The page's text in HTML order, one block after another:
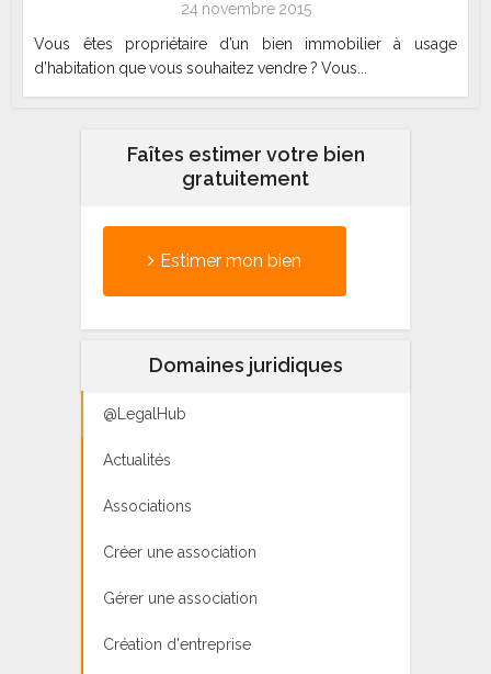
24 novembre 2015
Vous êtes propriétaire d’un bien immobilier à usage
d’habitation que vous souhaitez vendre ? Vous...
Faîtes estimer votre bien
gratuitement
Estimer mon bien
Domaines juridiques
@LegalHub
Actualités
Associations
Créer une association
Gérer une association
Création d'entreprise